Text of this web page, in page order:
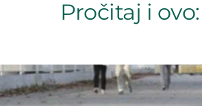
Pročitaj i ovo: